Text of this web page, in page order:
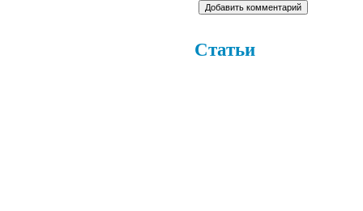
Статьи